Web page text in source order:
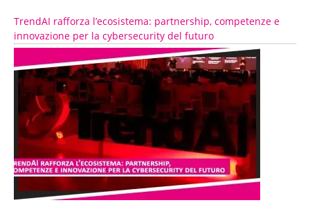
TrendAI rafforza l’ecosistema: partnership, competenze e
innovazione per la cybersecurity del futuro